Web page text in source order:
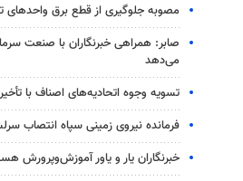
مصوبه جلوگیری از قطع برق واحدهای
صابر: همراهی خبرنگاران با صنعت
می‌دهد
تسویه وجوه اتحادیه‌های اصناف با
فرمانده نیروی زمینی سپاه انتصاب
خبرنگاران یار و یاور آموزش‌وپرورش